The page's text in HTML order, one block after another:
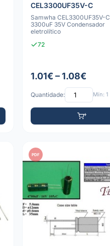
CEL3300UF35V-C
Samwha CEL3300UF35V-C
3300uF 35V Condensador
eletrolítico
72
1.01€ – 1.08€
Quantidade: Mín: 1
PDF